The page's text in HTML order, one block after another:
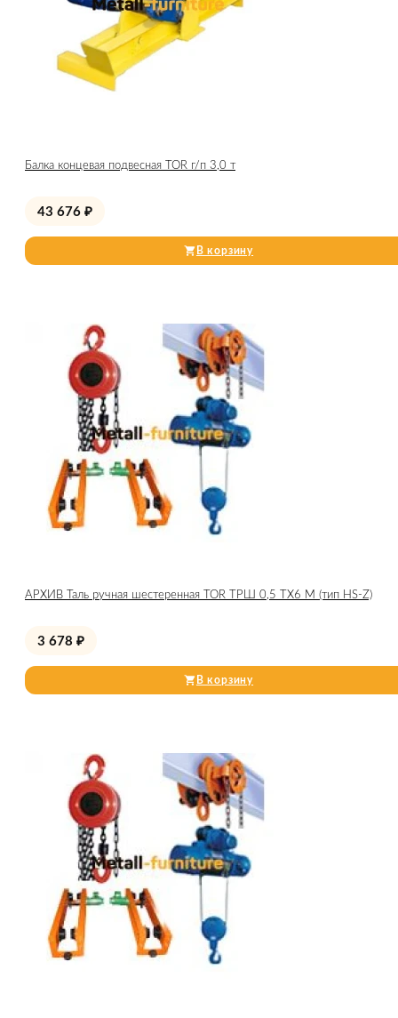
Балка концевая подвесная TOR г/п 3,0 т
43 676 ₽
В корзину
АРХИВ Таль ручная шестеренная TOR ТРШ 0,5 ТХ6 М (тип HS-Z)
3 678 ₽
В корзину